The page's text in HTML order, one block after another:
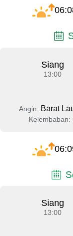
Siang
13:00
Angin: Barat
Kelembaban:
Siang
13:00